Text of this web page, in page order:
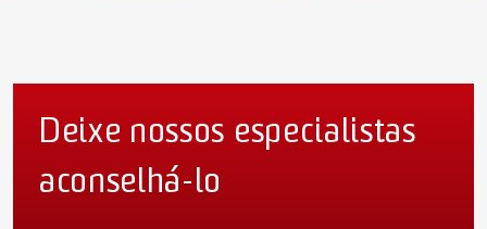
Deixe nossos especialistas
aconselhá-lo